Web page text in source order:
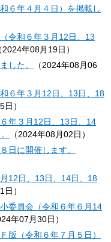
６年４月４日）を掲載し
令和６年３月12日、13
2024年08月19日 ）
した。
（2024年08月06
６年３月12日、13日、18
日 ）
年３月12日、13日、14
（2024年08月02日 ）
日に開催します。
12日、13日、14日、18
日 ）
委員会（令和６年６月14
年07月30日 ）
版（令和６年７月５日）